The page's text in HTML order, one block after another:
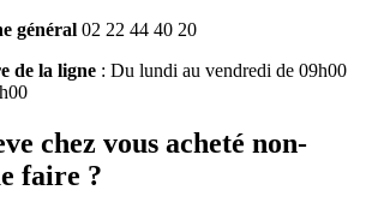
général 02 22 44 40 20
de la ligne : Du lundi au vendredi de 09h00
chez vous acheté non-
faire ?